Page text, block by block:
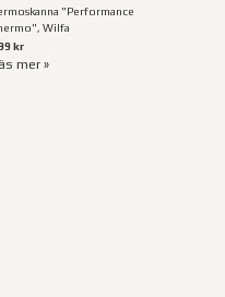
"Performance
Wilfa
kr
mer »